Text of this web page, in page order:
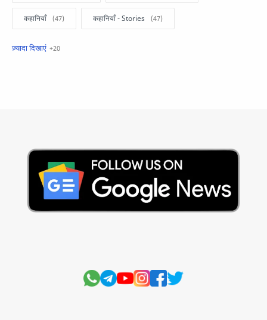
कहानियाँ कहानियाँ - Stories
खबरें फटाफट
Hindi Stories International
Jobs and Education Lifestyle
Monthly Current Affairs National